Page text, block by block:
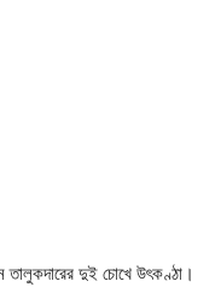
তালুকদারের দুই চোখে উৎকণ্ঠা।